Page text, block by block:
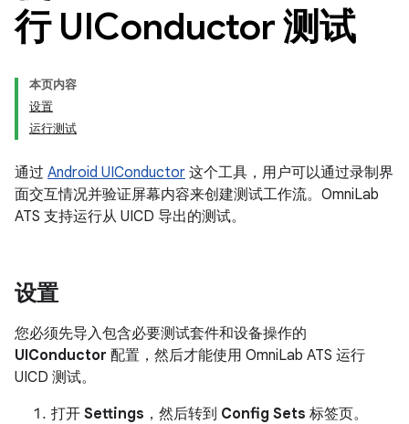
行 UIConductor 测试
本页内容
设置
运行测试
通过 Android UIConductor 这个工具，用户可以通过录制界
面交互情况并验证屏幕内容来创建测试工作流。OmniLab
ATS 支持运行从 UICD 导出的测试。
设置
您必须先导入包含必要测试套件和设备操作的
UIConductor 配置，然后才能使用 OmniLab ATS 运行
UICD 测试。
打开 Settings ，然后转到 Config Sets 标签页。